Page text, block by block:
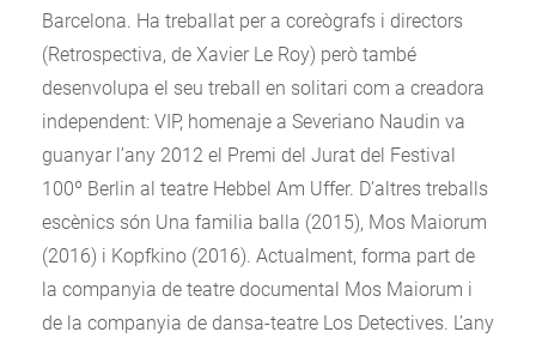
Barcelona. Ha treballat per a coreògrafs i directors
(Retrospectiva, de Xavier Le Roy) però també
desenvolupa el seu treball en solitari com a creadora
independent: VIP, homenaje a Severiano Naudin va
guanyar l’any 2012 el Premi del Jurat del Festival
100º Berlin al teatre Hebbel Am Uffer. D’altres treballs
escènics són Una familia balla (2015), Mos Maiorum
(2016) i Kopfkino (2016). Actualment, forma part de
la companyia de teatre documental Mos Maiorum i
de la companyia de dansa-teatre Los Detectives. L’any